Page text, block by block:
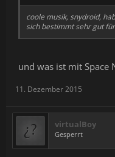
coole musik, snydroid,
sich bestimmt sehr gut
und was ist mit Space
11. Dezember 2015
virtualBoy
Gesperrt